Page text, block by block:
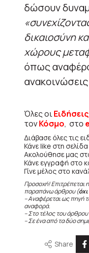
δώσουν
δικαιοσύνη
χώρους
όπως
Όλες οιΕιδήσεις
τονΚόσμο, στο
Διάβασε όλες τις
Κάνε like στη
Ακολούθησε μας
Κάνε εγγραφή στο
Γίνε μέλος στο
Προσοχή! Επιτρέπεται
παραπάνω άρθρου (
– Αναφέρεται ως πηγή
αναφορά.
– Στο τέλος του
– Σε ένα από τα δύο
Share